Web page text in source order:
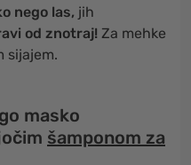
nego las, jih
od znotraj! Za mehke
sijajem.
masko
šamponom za